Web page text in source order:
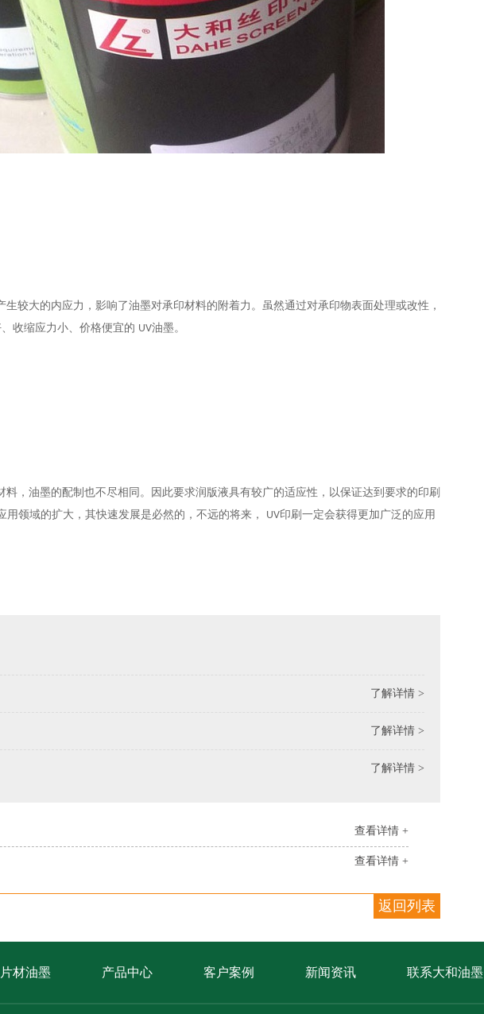
较大的内应力，影响了油墨对承印材料的附着力。虽然通过对承印物表面处理或改性，
收缩应力小、价格便宜的 UV油墨。
，油墨的配制也不尽相同。因此要求润版液具有较广的适应性，以保证达到要求的印刷
领域的扩大，其快速发展是必然的，不远的将来，
UV印刷一定会获得更加广泛的应用
了解详情 >
了解详情 >
了解详情 >
查看详情 +
查看详情 +
返回列表
片材油墨 产品中心 客户案例 新闻资讯 联系大和油墨